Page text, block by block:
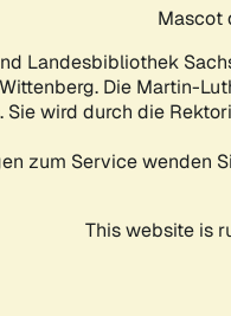
Mascot
Landesbibliothek
Die Martin-
Sie wird durch die
zum Service wenden
This website is